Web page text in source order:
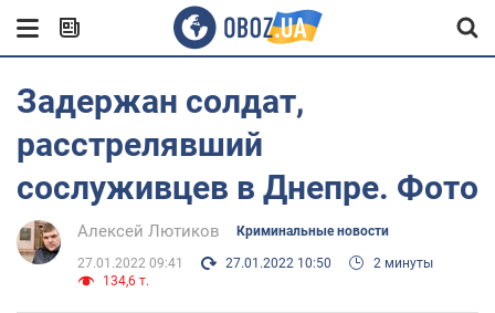
Задержан солдат,
расстрелявший
сослуживцев в Днепре. Фото
Алексей Лютиков Криминальные новости
27.01.2022 09:41 27.01.2022 10:50
2 минуты
134,6 т.